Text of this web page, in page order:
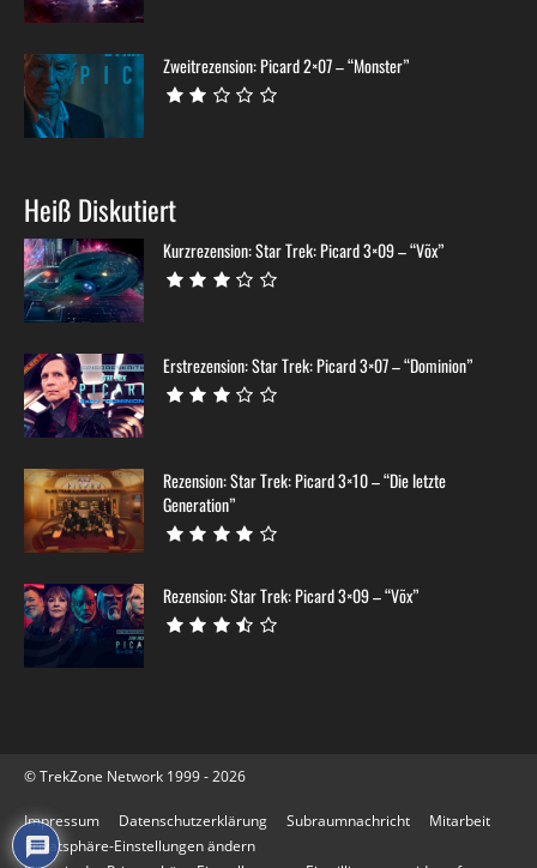
Zweitrezension: Picard 2×07 – “Monster”
Heiß Diskutiert
Kurzrezension: Star Trek: Picard 3×09 – “Võx”
Erstrezension: Star Trek: Picard 3×07 – “Dominion”
Rezension: Star Trek: Picard 3×10 – “Die letzte
Generation”
Rezension: Star Trek: Picard 3×09 – “Võx”
© TrekZone Network 1999 - 2026
Impressum Datenschutzerklärung Subraumnachricht
Mitarbeit
Privatsphäre-Einstellungen ändern